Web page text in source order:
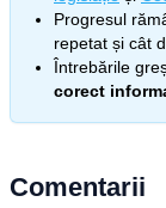
Progresul
repetat și cât
Întrebările
corect
Comentarii